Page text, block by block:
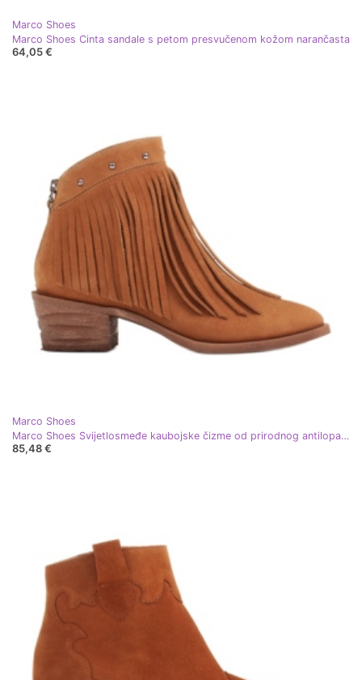
Marco Shoes
Marco Shoes Cinta sandale s petom presvučenom kožom narančasta
64,05 €
Marco Shoes
Marco Shoes Svijetlosmeđe kaubojske čizme od prirodnog antilopa s resama narančasta
85,48 €